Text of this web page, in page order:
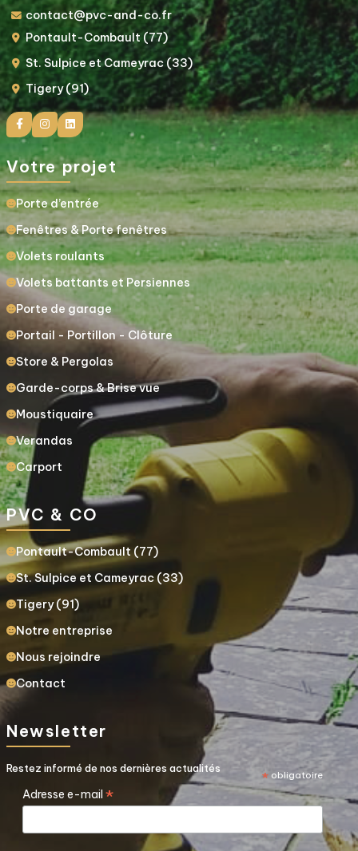
contact@pvc-and-co.fr
Pontault-Combault (77)
St. Sulpice et Cameyrac (33)
Tigery (91)
Votre projet
Porte d’entrée
Fenêtres & Porte fenêtres
Volets roulants
Volets battants et Persiennes
Porte de garage
Portail - Portillon - Clôture
Store & Pergolas
Garde-corps & Brise vue
Moustiquaire
Verandas
Carport
PVC & CO
Pontault-Combault (77)
St. Sulpice et Cameyrac (33)
Tigery (91)
Notre entreprise
Nous rejoindre
Contact
Newsletter
Restez informé de nos dernières actualités
* obligatoire
Adresse e-mail *